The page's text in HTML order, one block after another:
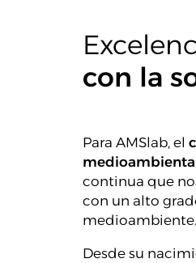
con la
Para AMSlab, el
continua que
con un alto
medioambiente.
Desde su